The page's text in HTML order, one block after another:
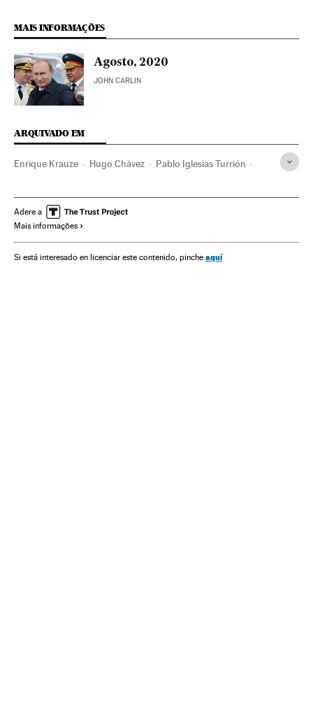
MAIS INFORMAÇÕES
Agosto, 2020
JOHN CARLIN
ARQUIVADO EM
Enrique Krauze Hugo Chávez Pablo Iglesias Turrión
América do Norte América do Sul
Espanha
Adere a
Mais informações
Si está interesado en licenciar este contenido, pinche aquí